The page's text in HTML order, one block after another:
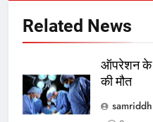
Related News
ऑपरेशन के
की मौत